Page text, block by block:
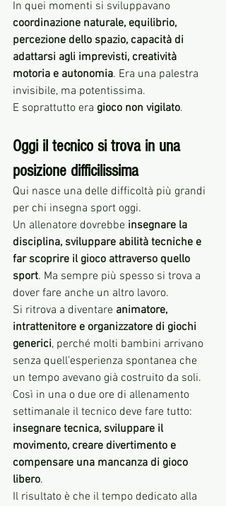
In quei momenti si sviluppavano
coordinazione naturale, equilibrio,
percezione dello spazio, capacità di
adattarsi agli imprevisti, creatività
motoria e autonomia. Era una palestra
invisibile, ma potentissima.
E soprattutto era gioco non vigilato.
Oggi il tecnico si trova in una
posizione difficilissima
Qui nasce una delle difficoltà più grandi
per chi insegna sport oggi.
Un allenatore dovrebbe insegnare la
disciplina, sviluppare abilità tecniche e
far scoprire il gioco attraverso quello
sport. Ma sempre più spesso si trova a
dover fare anche un altro lavoro.
Si ritrova a diventare animatore,
intrattenitore e organizzatore di giochi
generici, perché molti bambini arrivano
senza quell’esperienza spontanea che
un tempo avevano già costruito da soli.
Così in una o due ore di allenamento
settimanale il tecnico deve fare tutto:
insegnare tecnica, sviluppare il
movimento, creare divertimento e
compensare una mancanza di gioco
libero.
Il risultato è che il tempo dedicato alla